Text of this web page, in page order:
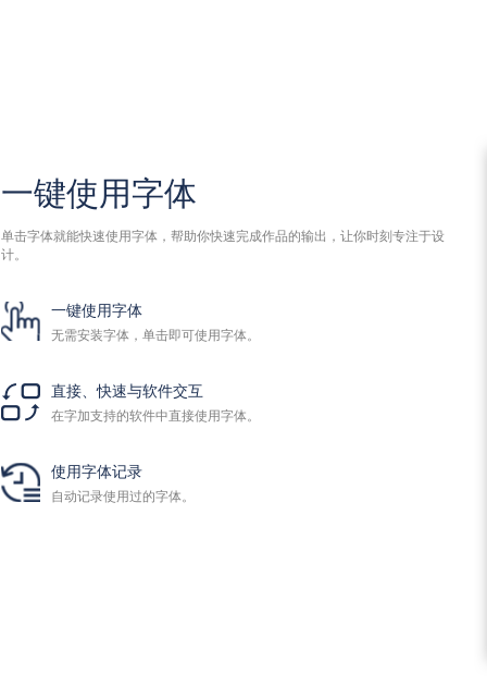
一键使用字体
单击字体就能快速使用字体，帮助你快速完成作品的输出，让你时刻专注于设
计。
一键使用字体
无需安装字体，单击即可使用字体。
直接、快速与软件交互
在字加支持的软件中直接使用字体。
使用字体记录
自动记录使用过的字体。